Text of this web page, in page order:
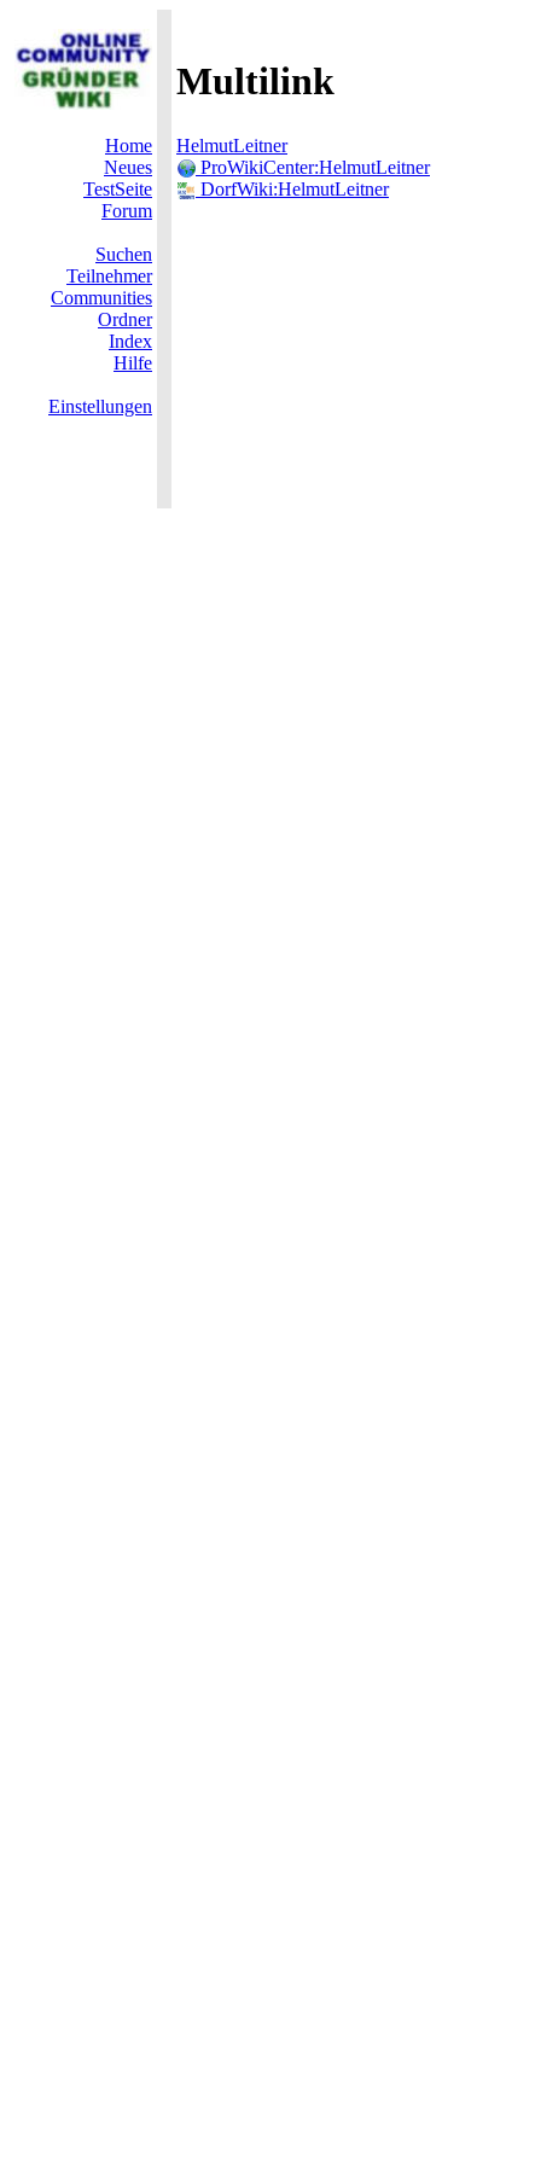
Multilink
Home
Neues
TestSeite
Forum
Suchen
Teilnehmer
Communities
Ordner
Index
Hilfe
Einstellungen
HelmutLeitner
ProWikiCenter:HelmutLeitner
DorfWiki:HelmutLeitner